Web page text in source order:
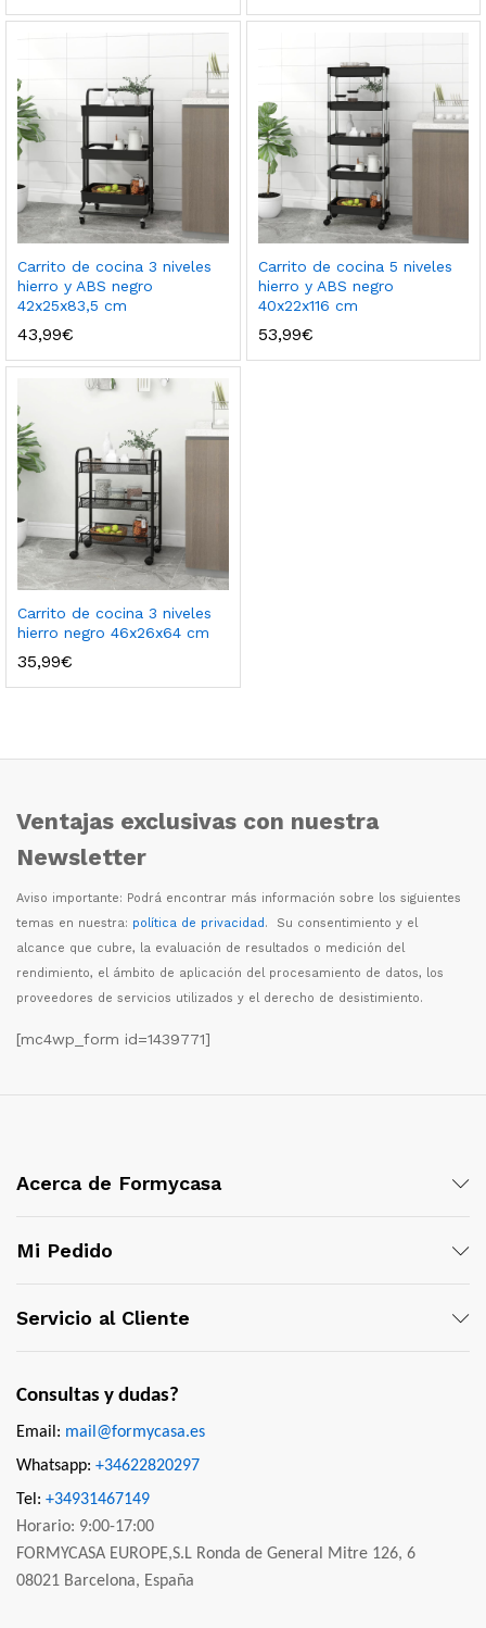
Carrito de cocina 3 niveles
hierro y ABS negro
42x25x83,5 cm
43,99€
Carrito de cocina 5 niveles
hierro y ABS negro
40x22x116 cm
53,99€
Carrito de cocina 3 niveles
hierro negro 46x26x64 cm
35,99€
Ventajas exclusivas con nuestra
Newsletter
Aviso importante: Podrá encontrar más información sobre los siguientes
temas en nuestra: política de privacidad. Su consentimiento y el
alcance que cubre, la evaluación de resultados o medición del
rendimiento, el ámbito de aplicación del procesamiento de datos, los
proveedores de servicios utilizados y el derecho de desistimiento.
[mc4wp_form id=1439771]
Acerca de Formycasa
Mi Pedido
Servicio al Cliente
Consultas y dudas?
Email: mail@formycasa.es
Whatsapp: +34622820297
Tel: +34931467149
Horario: 9:00-17:00
FORMYCASA EUROPE,S.L Ronda de General Mitre 126, 6
08021 Barcelona, España